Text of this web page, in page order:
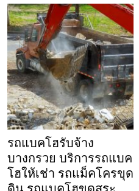
รถแบคโฮรับจ้าง
บางกรวย บริการรถแบค
โฮให้เช่า รถแม็คโครขุด